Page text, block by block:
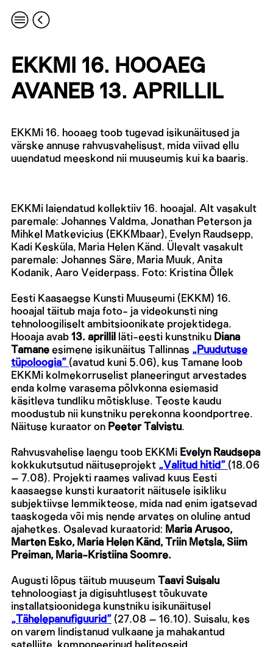
EKKMI 16. HOOAEG
AVANEB 13. APRILLIL
EKKMi 16. hooaeg toob tugevad isikunäitused ja
värske annuse rahvusvahelisust, mida viivad ellu
uuendatud meeskond nii muuseumis kui ka baaris.
EKKMi laiendatud kollektiiv 16. hooajal. Alt vasakult
paremale: Johannes Valdma, Jonathan Peterson ja
Mihkel Matkevicius (EKKMbaar), Evelyn Raudsepp,
Kadi Kesküla, Maria Helen Känd. Ülevalt vasakult
paremale: Johannes Säre, Maria Muuk, Anita
Kodanik, Aaro Veiderpass. Foto: Kristina Õllek
Eesti Kaasaegse Kunsti Muuseumi (EKKM) 16.
hooajal täitub maja foto- ja videokunsti ning
tehnoloogiliselt ambitsioonikate projektidega.
Hooaja avab 13. aprillil läti-eesti kunstniku Diana
Tamane esimene isikunäitus Tallinnas „Puudutuse
tüpoloogia” (avatud kuni 5.06), kus Tamane loob
EKKMi kolmekorruselist planeeringut arvestades
enda kolme varasema põlvkonna esiemasid
käsitleva tundliku mõtiskluse. Teoste kaudu
moodustub nii kunstniku perekonna koondportree.
Näituse kuraator on Peeter Talvistu.
Rahvusvahelise laengu toob EKKMi Evelyn Raudsepa
kokkukutsutud näituseprojekt „Valitud hitid ” (18.06
– 7.08). Projekti raames valivad kuus Eesti
kaasaegse kunsti kuraatorit näitusele isikliku
subjektiivse lemmikteose, mida nad enim igatsevad
taaskogeda või mis nende arvates on oluline antud
ajahetkes. Osalevad kuraatorid: Maria Arusoo,
Marten Esko, Maria Helen Känd, Triin Metsla, Siim
Preiman, Maria-Kristiina Soomre.
Augusti lõpus täitub muuseum Taavi Suisalu
tehnoloogiast ja digisuhtlusest tõukuvate
installatsioonidega kunstniku isikunäitusel
„Tähelepanufiguurid” (27.08 – 16.10). Suisalu, kes
on varem lindistanud vulkaane ja mahakantud